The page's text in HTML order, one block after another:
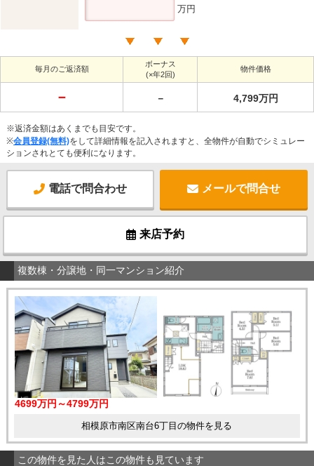
万円
毎月のご返済額
ボーナス
(×年2回)
物件価格
－ － 4,799万円
※返済金額はあくまでも目安です。
※会員登録(無料)をして詳細情報を記入されますと、全物件が自動でシミュレー
ションされとても便利になります。
電話で問合わせ メールで問合せ
来店予約
複数棟・分譲地・同一マンション紹介
4699万円～4799万円
相模原市南区南台6丁目の物件を見る
この物件を見た人はこの物件も見ています